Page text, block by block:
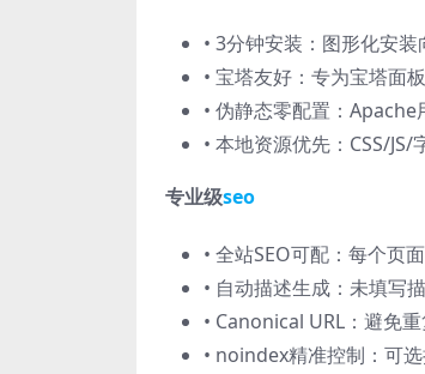
• 3分钟安装：图形化安
• 宝塔友好：专为宝塔面
• 伪静态零配置：
• 本地资源优先：CSS/
专业级seo
• 全站SEO可配：每个页
• 自动描述生成：未填写
• Canonical URL：避免
• noindex精准控制：可